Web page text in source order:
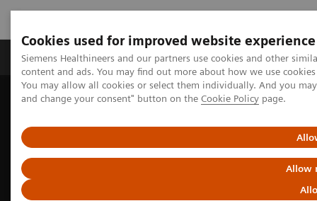
Cookies used for improved website experience
Siemens Healthineers and our partners use cookies and other
content and ads. You may find out more about how we use
You may allow all cookies or select them individually. And you
and change your consent" button on the Cookie Policy page.
Allow
Produkte und Services Fachbereiche
Home Diagnostische Bildgebung
Computed Tomography